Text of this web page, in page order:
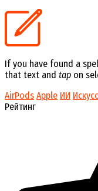
If you have found a
that text and tap on
AirPods Apple ИИ
Рейтинг